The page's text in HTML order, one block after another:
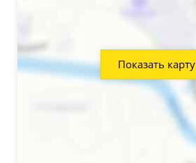
Показать карту